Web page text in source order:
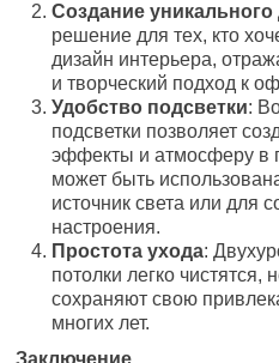
Создание уникального
решение для тех, кто
дизайн интерьера,
и творческий подход к
Удобство подсветки:
подсветки позволяет
эффекты и атмосферу в
может быть
источник света или для
настроения.
Простота ухода:
потолки легко чистятся,
сохраняют свою
многих лет.